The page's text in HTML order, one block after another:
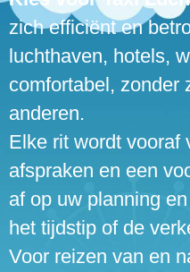
zich efficiënt en
luchthaven, hotels,
comfortabel, zonder
anderen.
Elke rit wordt vooraf
afspraken en een
af op uw planning
het tijdstip of de
Voor reizen van en